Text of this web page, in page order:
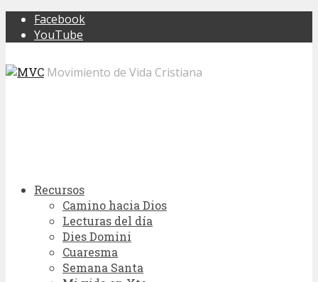
Facebook
YouTube
Movimiento de Vida Cristiana
Recursos
Camino hacia Dios
Lecturas del día
Dies Domini
Cuaresma
Semana Santa